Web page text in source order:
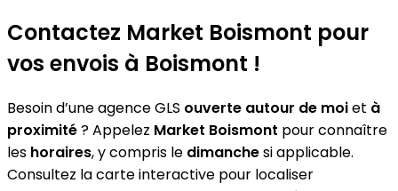
Contactez Market Boismont pour
vos envois à Boismont !
Besoin d’une agence GLS ouverte autour de moiet à
proximité? Appelez Market Boismont pour connaître
les horaires, y compris le dimanchesi applicable.
Consultez la carte interactive pour localiser